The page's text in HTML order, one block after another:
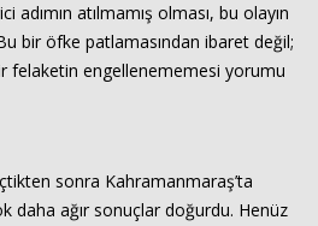
atılmamış olması, bu olayın
Bu bir öfke patlamasından ibaret değil;
felaketin engellenememesi yorumu
sonra Kahramanmaraş’ta
daha ağır sonuçlar doğurdu. Henüz